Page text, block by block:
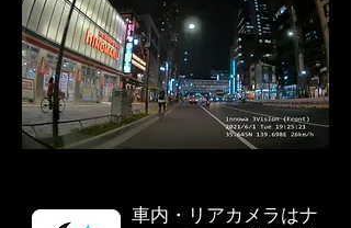
車内・リアカメラはナ